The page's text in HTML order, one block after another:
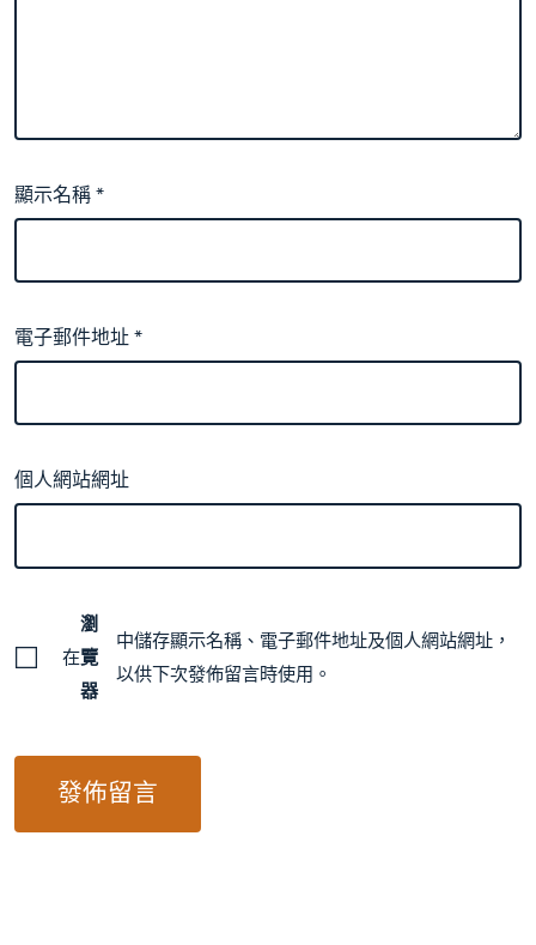
顯示名稱*
電子郵件地址*
個人網站網址
在
瀏
覽
器
中儲存顯示名稱、電子郵件地址及個人網站網址，
以供下次發佈留言時使用。